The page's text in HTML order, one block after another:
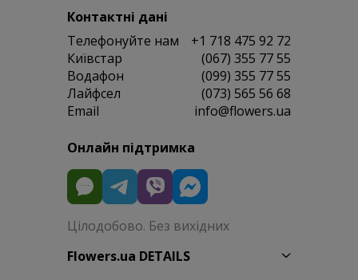
Контактні дані
Телефонуйте нам
+1 718 475 92 72
Київстар
(067) 355 77 55
Водафон
(099) 355 77 55
Лайфсел
(073) 565 56 68
Email
info@flowers.ua
Онлайн підтримка
Цілодобово. Без вихідних
Flowers.ua DETAILS